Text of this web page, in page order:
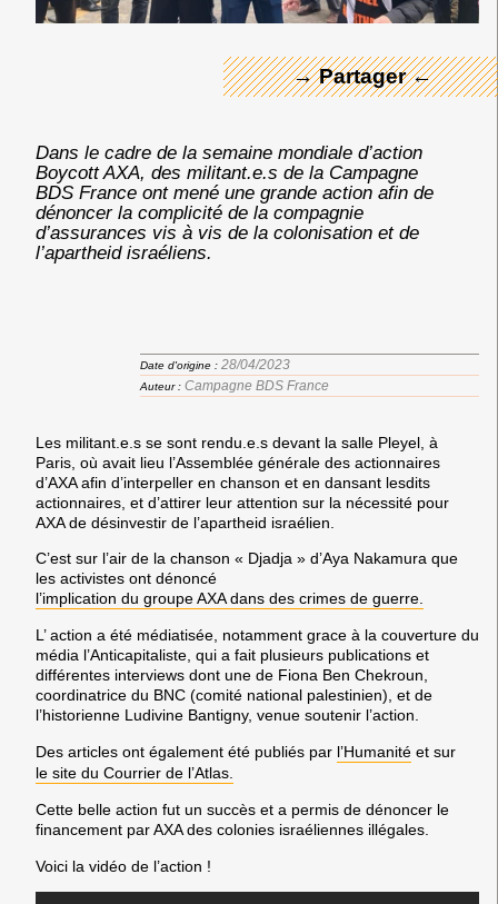
→ Partager ←
Dans le cadre de la semaine mondiale d’action
Boycott AXA, des militant.e.s de la Campagne
BDS France ont mené une grande action afin de
dénoncer la complicité de la compagnie
d’assurances vis à vis de la colonisation et de
l’apartheid israéliens.
Date d'origine : 28/04/2023
Auteur : Campagne BDS France
Les militant.e.s se sont rendu.e.s devant la salle Pleyel, à
Paris, où avait lieu l’Assemblée générale des actionnaires
d’AXA afin d’interpeller en chanson et en dansant lesdits
actionnaires, et d’attirer leur attention sur la nécessité pour
AXA de désinvestir de l’apartheid israélien.
C’est sur l’air de la chanson « Djadja » d’Aya Nakamura que
les activistes ont dénoncé
l’implication du groupe AXA dans des crimes de guerre.
L’ action a été médiatisée, notamment grace à la couverture du
média l’Anticapitaliste, qui a fait plusieurs publications et
différentes interviews dont une de Fiona Ben Chekroun,
coordinatrice du BNC (comité national palestinien), et de
l’historienne Ludivine Bantigny, venue soutenir l’action.
Des articles ont également été publiés par l’Humanité et sur
le site du Courrier de l’Atlas.
Cette belle action fut un succès et a permis de dénoncer le
financement par AXA des colonies israéliennes illégales.
Voici la vidéo de l’action !